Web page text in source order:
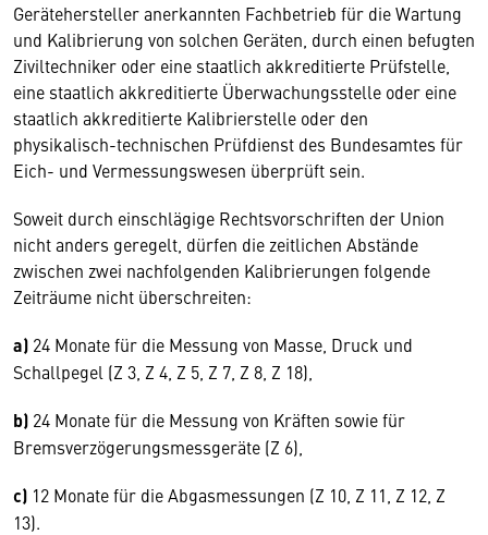
Gerätehersteller anerkannten Fachbetrieb für die Wartung
und Kalibrierung von solchen Geräten, durch einen befugten
Ziviltechniker oder eine staatlich akkreditierte Prüfstelle,
eine staatlich akkreditierte Überwachungsstelle oder eine
staatlich akkreditierte Kalibrierstelle oder den
physikalisch-technischen Prüfdienst des Bundesamtes für
Eich- und Vermessungswesen überprüft sein.
Soweit durch einschlägige Rechtsvorschriften der Union
nicht anders geregelt, dürfen die zeitlichen Abstände
zwischen zwei nachfolgenden Kalibrierungen folgende
Zeiträume nicht überschreiten:
a) 24 Monate für die Messung von Masse, Druck und
Schallpegel (Z 3, Z 4, Z 5, Z 7, Z 8, Z 18),
b) 24 Monate für die Messung von Kräften sowie für
Bremsverzögerungsmessgeräte (Z 6),
c) 12 Monate für die Abgasmessungen (Z 10, Z 11, Z 12, Z
13).